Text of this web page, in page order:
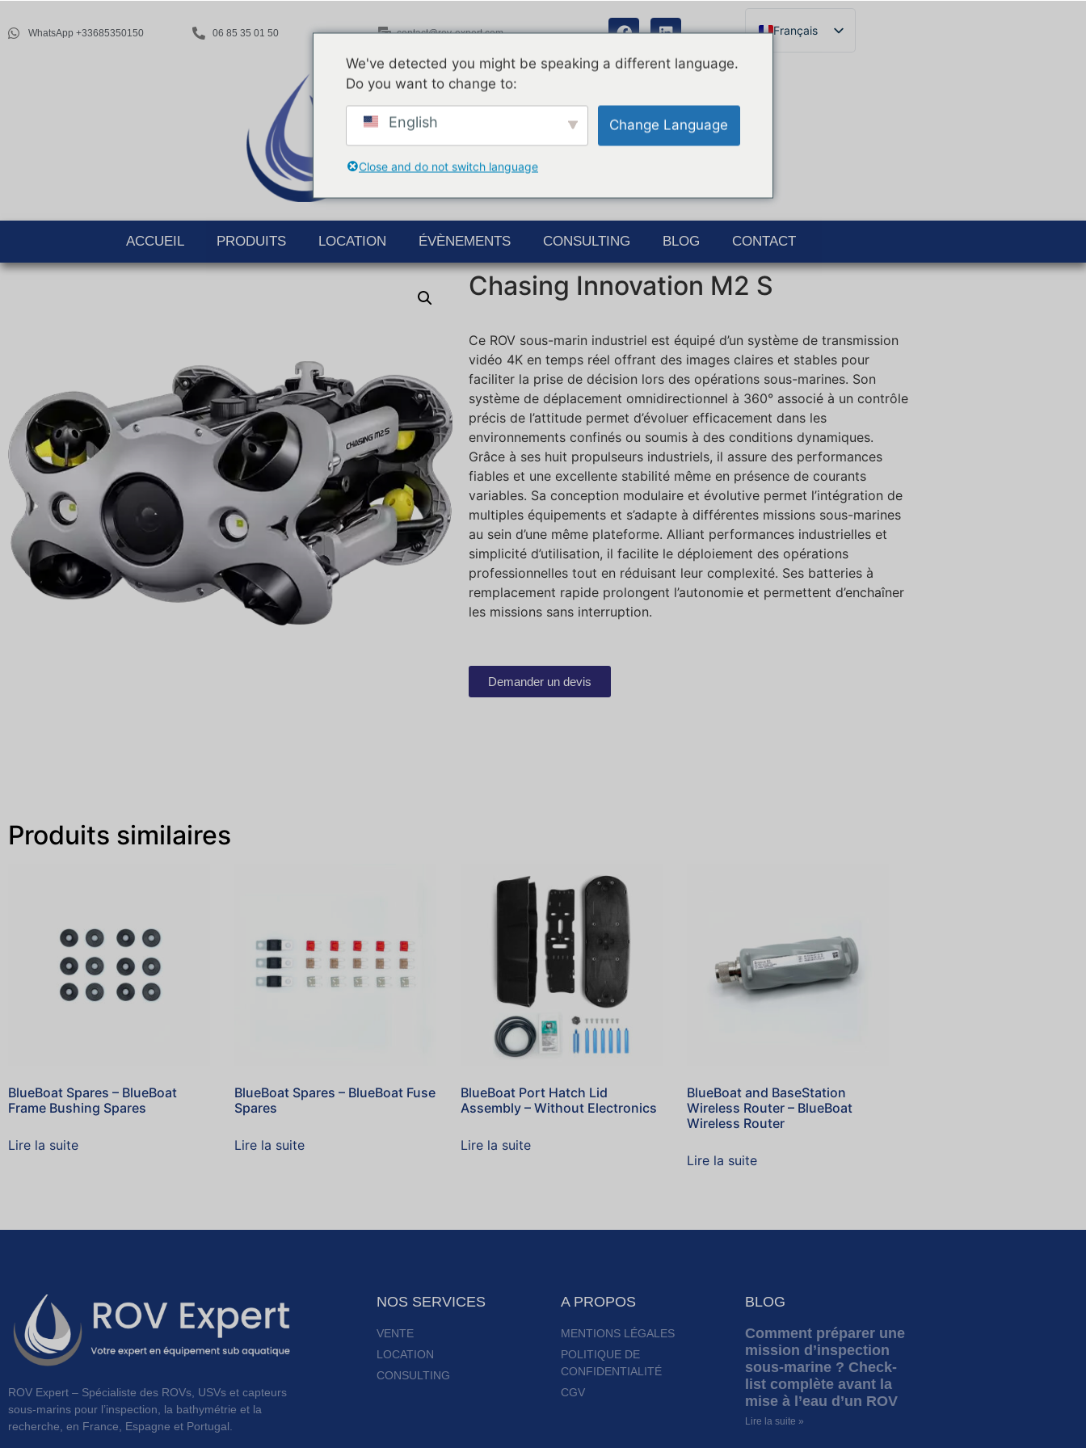
WhatsApp +33685350150 06 85 35 01 50 contact@rov-expert.com
Français
ACCUEIL PRODUITS LOCATION ÉVÈNEMENTS CONSULTING BLOG CONTACT
Chasing Innovation M2 S
Ce ROV sous-marin industriel est équipé d’un système de transmission
vidéo 4K en temps réel offrant des images claires et stables pour
faciliter la prise de décision lors des opérations sous-marines. Son
système de déplacement omnidirectionnel à 360° associé à un contrôle
précis de l’attitude permet d’évoluer efficacement dans les
environnements confinés ou soumis à des conditions dynamiques.
Grâce à ses huit propulseurs industriels, il assure des performances
fiables et une excellente stabilité même en présence de courants
variables. Sa conception modulaire et évolutive permet l’intégration de
multiples équipements et s’adapte à différentes missions sous-marines
au sein d’une même plateforme. Alliant performances industrielles et
simplicité d’utilisation, il facilite le déploiement des opérations
professionnelles tout en réduisant leur complexité. Ses batteries à
remplacement rapide prolongent l’autonomie et permettent d’enchaîner
les missions sans interruption.
Demander un devis
Produits similaires
BlueBoat Spares – BlueBoat
Frame Bushing Spares
Lire la suite
BlueBoat Spares – BlueBoat Fuse
Spares
Lire la suite
BlueBoat Port Hatch Lid
Assembly – Without Electronics
Lire la suite
BlueBoat and BaseStation
Wireless Router – BlueBoat
Wireless Router
Lire la suite
ROV Expert – Spécialiste des ROVs, USVs et capteurs
sous-marins pour l’inspection, la bathymétrie et la
recherche, en France, Espagne et Portugal.
NOS SERVICES
VENTE
LOCATION
CONSULTING
A PROPOS
MENTIONS LÉGALES
POLITIQUE DE
CONFIDENTIALITÉ
CGV
BLOG
Comment préparer une
mission d’inspection
sous-marine ? Check-
list complète avant la
mise à l’eau d’un ROV
Lire la suite »
We've detected you might be speaking a different language.
Do you want to change to:
English Change Language
Close and do not switch language